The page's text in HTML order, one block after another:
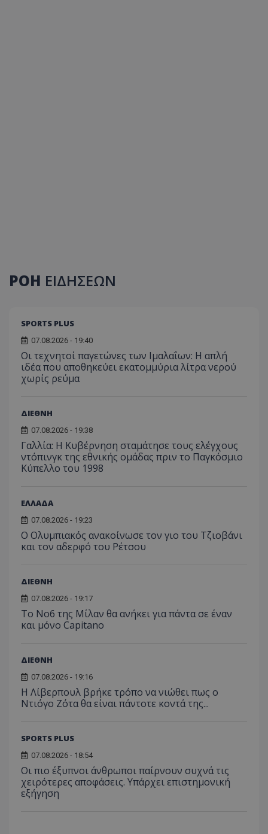
ΡΟΗ ΕΙΔΗΣΕΩΝ
SPORTS PLUS
07.08.2026 - 19:40
Οι τεχνητοί παγετώνες των Ιμαλαΐων: Η απλή
ιδέα που αποθηκεύει εκατομμύρια λίτρα νερού
χωρίς ρεύμα
ΔΙΕΘΝΗ
07.08.2026 - 19:38
Γαλλία: Η Κυβέρνηση σταμάτησε τους ελέγχους
ντόπινγκ της εθνικής ομάδας πριν το Παγκόσμιο
Κύπελλο του 1998
ΕΛΛΑΔΑ
07.08.2026 - 19:23
Ο Ολυμπιακός ανακοίνωσε τον γιο του Τζιοβάνι
και τον αδερφό του Ρέτσου
ΔΙΕΘΝΗ
07.08.2026 - 19:17
Το No6 της Μίλαν θα ανήκει για πάντα σε έναν
και μόνο Capitano
ΔΙΕΘΝΗ
07.08.2026 - 19:16
Η Λίβερπουλ βρήκε τρόπο να νιώθει πως ο
Ντιόγο Ζότα θα είναι πάντοτε κοντά της...
SPORTS PLUS
07.08.2026 - 18:54
Οι πιο έξυπνοι άνθρωποι παίρνουν συχνά τις
χειρότερες αποφάσεις. Υπάρχει επιστημονική
εξήγηση